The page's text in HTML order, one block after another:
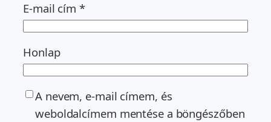
E-mail cím *
Honlap
A nevem, e-mail címem, és
weboldalcímem mentése a böngészőben